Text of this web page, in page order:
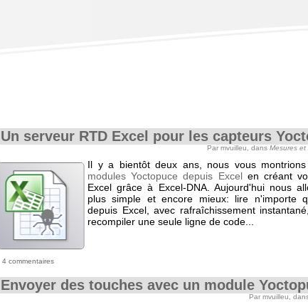
Un serveur RTD Excel pour les capteurs
Par mvuilleu, dans Mesures et
Il y a bientôt deux ans, nous vous montrions
modules Yoctopuce depuis Excelen créant
Excel grâce à Excel-DNA. Aujourd'hui nous
plus simple et encore mieux: lire n'importe
depuis Excel, avec rafraîchissement
recompiler une seule ligne de code...
4 commentaires
Envoyer des touches avec un module
Par mvuilleu,